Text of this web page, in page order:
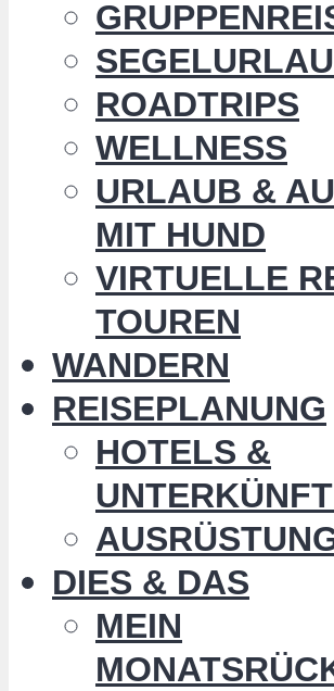
ROADTRIPS
WELLNESS
URLAUB &
MIT HUND
VIRTUELLE
TOUREN
WANDERN
REISEPLANUNG
HOTELS &
DIES & DAS
MEIN